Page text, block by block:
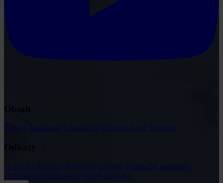
Články Judikatura Legislativa Aktuality Akce Podcasty
Odkazy
O portálu Redakce Podmínky užívání Publikační podmínky
Ochrana osobních údajů Odběr časopisu